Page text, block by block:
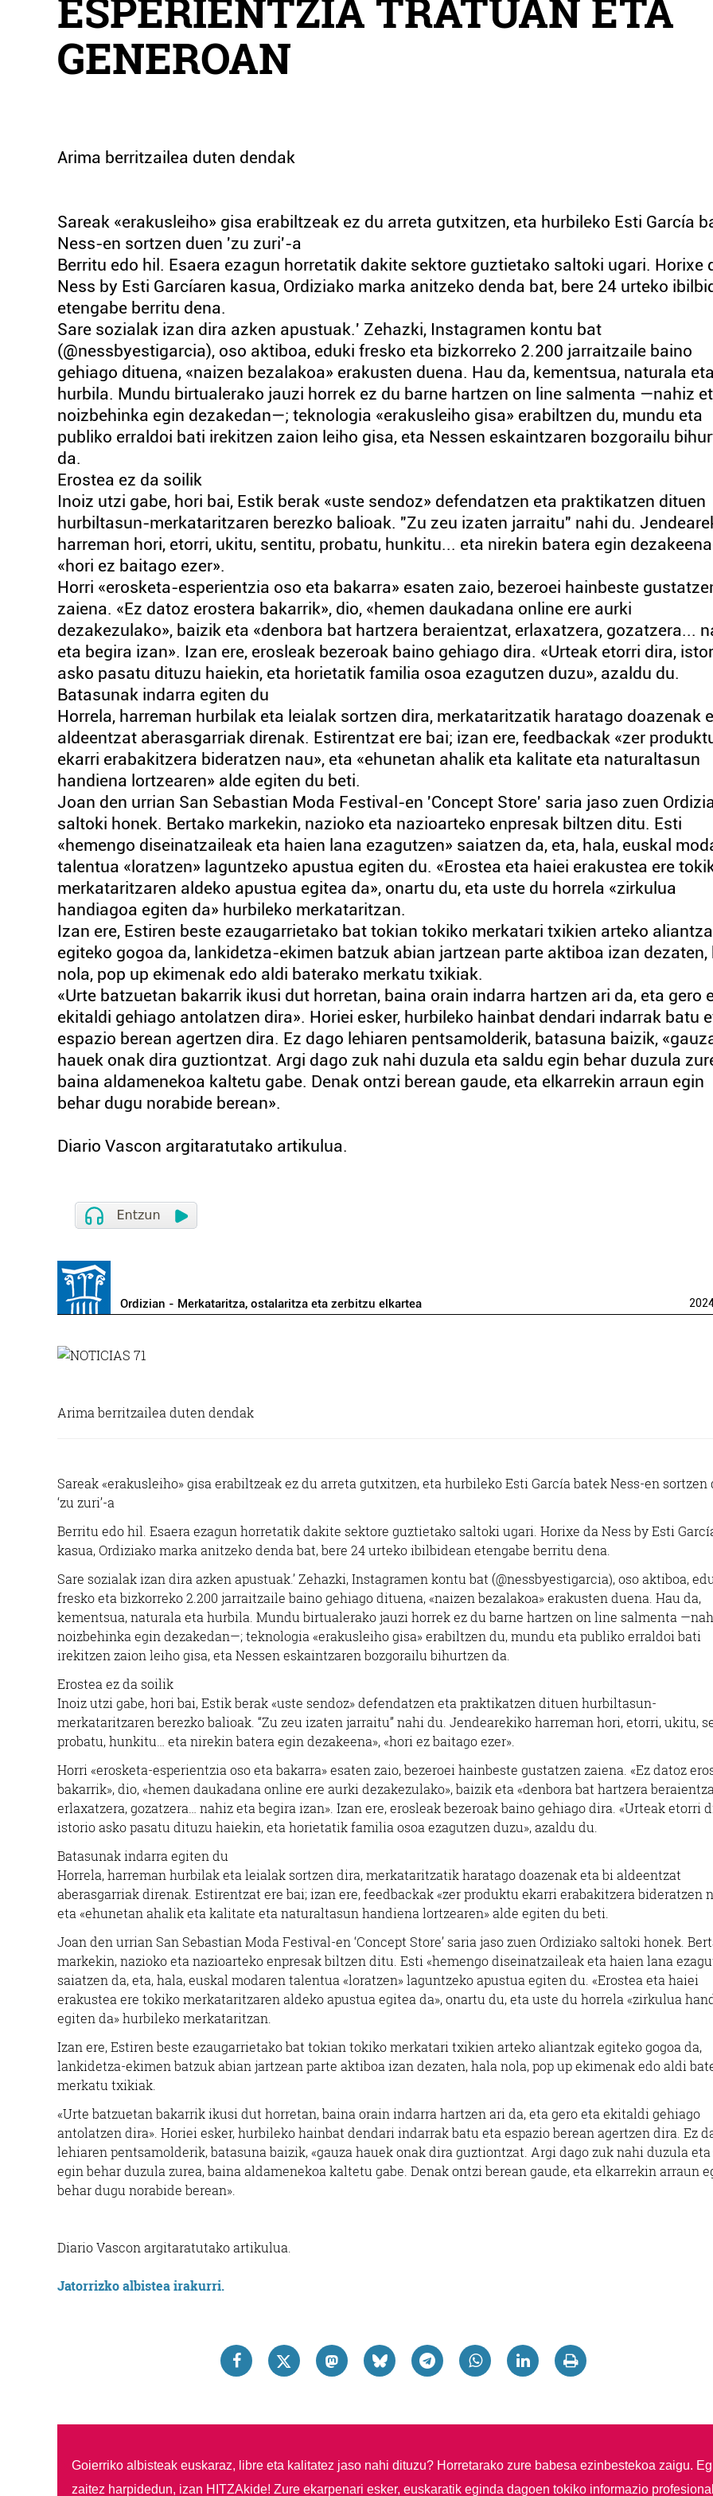
ESPERIENTZIA TRATUAN ETA
GENEROAN
Arima berritzailea duten dendak
Sareak «erakusleiho» gisa erabiltzeak ez du arreta gutxitzen, eta hurbileko Esti García
Ness-en sortzen duen 'zu zuri'-a
Berritu edo hil. Esaera ezagun horretatik dakite sektore guztietako saltoki ugari. Horixe
Ness by Esti Garcíaren kasua, Ordiziako marka anitzeko denda bat, bere 24 urteko
etengabe berritu dena.
Sare sozialak izan dira azken apustuak.' Zehazki, Instagramen kontu bat
(@nessbyestigarcia), oso aktiboa, eduki fresko eta bizkorreko 2.200 jarraitzaile baino
gehiago dituena, «naizen bezalakoa» erakusten duena. Hau da, kementsua, naturala eta
hurbila. Mundu birtualerako jauzi horrek ez du barne hartzen on line salmenta —nahiz
noizbehinka egin dezakedan—; teknologia «erakusleiho gisa» erabiltzen du, mundu eta
publiko erraldoi bati irekitzen zaion leiho gisa, eta Nessen eskaintzaren bozgorailu
da.
Erostea ez da soilik
Inoiz utzi gabe, hori bai, Estik berak «uste sendoz» defendatzen eta praktikatzen dituen
hurbiltasun-merkataritzaren berezko balioak. "Zu zeu izaten jarraitu" nahi du.
harreman hori, etorri, ukitu, sentitu, probatu, hunkitu... eta nirekin batera egin
«hori ez baitago ezer».
Horri «erosketa-esperientzia oso eta bakarra» esaten zaio, bezeroei hainbeste
zaiena. «Ez datoz erostera bakarrik», dio, «hemen daukadana online ere aurki
dezakezulako», baizik eta «denbora bat hartzera beraientzat, erlaxatzera, gozatzera...
eta begira izan». Izan ere, erosleak bezeroak baino gehiago dira. «Urteak etorri dira,
asko pasatu dituzu haiekin, eta horietatik familia osoa ezagutzen duzu», azaldu du.
Batasunak indarra egiten du
Horrela, harreman hurbilak eta leialak sortzen dira, merkataritzatik haratago doazenak
aldeentzat aberasgarriak direnak. Estirentzat ere bai; izan ere, feedbackak «zer
ekarri erabakitzera bideratzen nau», eta «ehunetan ahalik eta kalitate eta naturaltasun
handiena lortzearen» alde egiten du beti.
Joan den urrian San Sebastian Moda Festival-en 'Concept Store' saria jaso zuen
saltoki honek. Bertako markekin, nazioko eta nazioarteko enpresak biltzen ditu. Esti
«hemengo diseinatzaileak eta haien lana ezagutzen» saiatzen da, eta, hala, euskal
talentua «loratzen» laguntzeko apustua egiten du. «Erostea eta haiei erakustea ere
merkataritzaren aldeko apustua egitea da», onartu du, eta uste du horrela «zirkulua
handiagoa egiten da» hurbileko merkataritzan.
Izan ere, Estiren beste ezaugarrietako bat tokian tokiko merkatari txikien arteko
egiteko gogoa da, lankidetza-ekimen batzuk abian jartzean parte aktiboa izan dezaten,
nola, pop up ekimenak edo aldi baterako merkatu txikiak.
«Urte batzuetan bakarrik ikusi dut horretan, baina orain indarra hartzen ari da, eta gero
ekitaldi gehiago antolatzen dira». Horiei esker, hurbileko hainbat dendari indarrak batu
espazio berean agertzen dira. Ez dago lehiaren pentsamolderik, batasuna baizik,
hauek onak dira guztiontzat. Argi dago zuk nahi duzula eta saldu egin behar duzula
baina aldamenekoa kaltetu gabe. Denak ontzi berean gaude, eta elkarrekin arraun egin
behar dugu norabide berean».
Diario Vascon argitaratutako artikulua.
Ordizian - Merkataritza, ostalaritza eta zerbitzu elkartea
Arima berritzailea duten dendak
Sareak «erakusleiho» gisa erabiltzeak ez du arreta gutxitzen, eta hurbileko Esti García batek Ness-en sortzen
‘zu zuri’-a
Berritu edo hil. Esaera ezagun horretatik dakite sektore guztietako saltoki ugari. Horixe da Ness by Esti
kasua, Ordiziako marka anitzeko denda bat, bere 24 urteko ibilbidean etengabe berritu dena.
Sare sozialak izan dira azken apustuak.’ Zehazki, Instagramen kontu bat (@nessbyestigarcia), oso aktiboa,
fresko eta bizkorreko 2.200 jarraitzaile baino gehiago dituena, «naizen bezalakoa» erakusten duena. Hau da,
kementsua, naturala eta hurbila. Mundu birtualerako jauzi horrek ez du barne hartzen on line salmenta
noizbehinka egin dezakedan—; teknologia «erakusleiho gisa» erabiltzen du, mundu eta publiko erraldoi bati
irekitzen zaion leiho gisa, eta Nessen eskaintzaren bozgorailu bihurtzen da.
Erostea ez da soilik
Inoiz utzi gabe, hori bai, Estik berak «uste sendoz» defendatzen eta praktikatzen dituen hurbiltasun-
merkataritzaren berezko balioak. “Zu zeu izaten jarraitu” nahi du. Jendearekiko harreman hori, etorri, ukitu,
probatu, hunkitu… eta nirekin batera egin dezakeena», «hori ez baitago ezer».
Horri «erosketa-esperientzia oso eta bakarra» esaten zaio, bezeroei hainbeste gustatzen zaiena. «Ez datoz
bakarrik», dio, «hemen daukadana online ere aurki dezakezulako», baizik eta «denbora bat hartzera
erlaxatzera, gozatzera… nahiz eta begira izan». Izan ere, erosleak bezeroak baino gehiago dira. «Urteak etorri
istorio asko pasatu dituzu haiekin, eta horietatik familia osoa ezagutzen duzu», azaldu du.
Batasunak indarra egiten du
Horrela, harreman hurbilak eta leialak sortzen dira, merkataritzatik haratago doazenak eta bi aldeentzat
aberasgarriak direnak. Estirentzat ere bai; izan ere, feedbackak «zer produktu ekarri erabakitzera bideratzen
eta «ehunetan ahalik eta kalitate eta naturaltasun handiena lortzearen» alde egiten du beti.
Joan den urrian San Sebastian Moda Festival-en ‘Concept Store’ saria jaso zuen Ordiziako saltoki honek.
markekin, nazioko eta nazioarteko enpresak biltzen ditu. Esti «hemengo diseinatzaileak eta haien lana
saiatzen da, eta, hala, euskal modaren talentua «loratzen» laguntzeko apustua egiten du. «Erostea eta haiei
erakustea ere tokiko merkataritzaren aldeko apustua egitea da», onartu du, eta uste du horrela «zirkulua
egiten da» hurbileko merkataritzan.
Izan ere, Estiren beste ezaugarrietako bat tokian tokiko merkatari txikien arteko aliantzak egiteko gogoa da,
lankidetza-ekimen batzuk abian jartzean parte aktiboa izan dezaten, hala nola, pop up ekimenak edo aldi
merkatu txikiak.
«Urte batzuetan bakarrik ikusi dut horretan, baina orain indarra hartzen ari da, eta gero eta ekitaldi gehiago
antolatzen dira». Horiei esker, hurbileko hainbat dendari indarrak batu eta espazio berean agertzen dira. Ez
lehiaren pentsamolderik, batasuna baizik, «gauza hauek onak dira guztiontzat. Argi dago zuk nahi duzula eta
egin behar duzula zurea, baina aldamenekoa kaltetu gabe. Denak ontzi berean gaude, eta elkarrekin arraun
behar dugu norabide berean».
Diario Vascon argitaratutako artikulua.
Jatorrizko albistea irakurri.
Goierriko albisteak euskaraz, libre eta kalitatez jaso nahi dituzu? Horretarako zure babesa ezinbestekoa zaigu.
zaitez harpidedun, izan HITZAkide! Zure ekarpenari esker, euskaratik eginda dagoen tokiko informazio